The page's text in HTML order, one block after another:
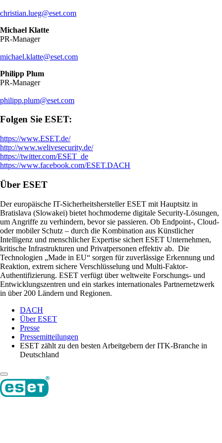
christian.lueg@eset.com
Michael Klatte
PR-Manager
michael.klatte@eset.com
Philipp Plum
PR-Manager
philipp.plum@eset.com
Folgen Sie ESET:
https://www.ESET.de/
http://www.welivesecurity.de/
https://twitter.com/ESET_de
https://www.facebook.com/ESET.DACH
Über ESET
Der europäische IT-Sicherheitshersteller ESET mit Hauptsitz in
Bratislava (Slowakei) bietet hochmoderne digitale Security-Lösungen,
um Angriffe zu verhindern, bevor sie passieren. Ob Endpoint-, Cloud-
oder mobiler Schutz – durch die Kombination aus Künstlicher
Intelligenz und menschlicher Expertise sichert ESET Unternehmen,
kritische Infrastrukturen und Privatpersonen effektiv ab. Die
Technologien „Made in EU“ sorgen für zuverlässige Erkennung und
Reaktion, extrem sichere Verschlüsselung und Multi-Faktor-
Authentifizierung. ESET verfügt über weltweite Forschungs- und
Entwicklungszentren und ein starkes internationales Partnernetzwerk
in über 200 Ländern und Regionen.
DACH
Über ESET
Presse
Pressemitteilungen
ESET zählt zu den besten Arbeitgebern der ITK-Branche in
Deutschland